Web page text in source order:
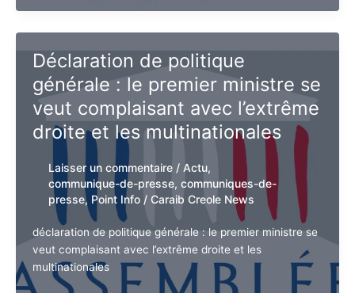
Toutes
7
minutes,
un
enfant
Lire la suite »
Déclaration de politique
générale : le premier ministre
se veut complaisant avec
l’extrême droite et les
multinationales
Laisser un commentaire Actu
communique-de-presse, communiques-